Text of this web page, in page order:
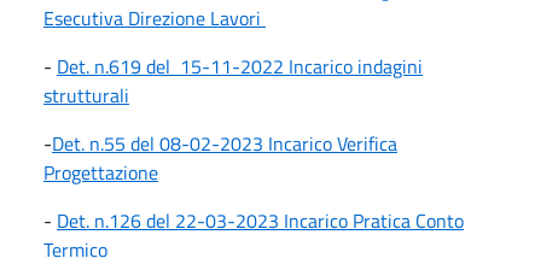
Esecutiva Direzione Lavori
- Det. n.619 del 15-11-2022 Incarico indagini
strutturali
-Det. n.55 del 08-02-2023 Incarico Verifica
Progettazione
- Det. n.126 del 22-03-2023 Incarico Pratica Conto
Termico